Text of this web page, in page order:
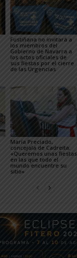
Fustiñana no invitará a
los miembros del
Gobierno de Navarra a
los actos oficiales de
sus fiestas por el cierre
de las Urgencias
María Preciado,
concejala de Cadreita:
«Queremos unas fiestas
en las que todo el
mundo encuentre su
sitio»